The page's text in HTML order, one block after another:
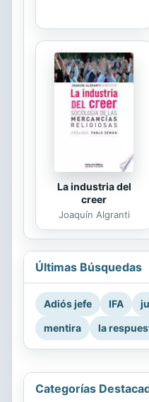
La industria del
creer
Joaquín Algranti
Últimas Búsquedas
Adiós jefe IFA
mentira
la
Categorías